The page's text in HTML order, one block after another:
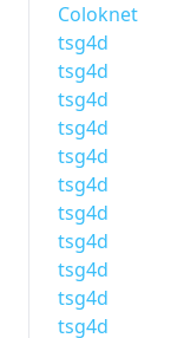
Coloknet
tsg4d
tsg4d
tsg4d
tsg4d
tsg4d
tsg4d
tsg4d
tsg4d
tsg4d
tsg4d
tsg4d